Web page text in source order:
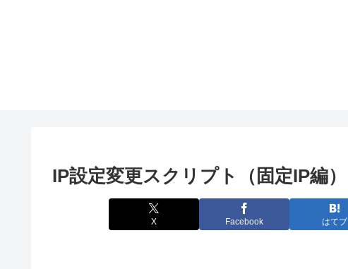
IP設定変更スクリプト（固定IP編）
X Facebook はてブ